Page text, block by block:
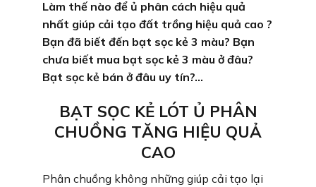
Làm thế nào để ủ phân cách hiệu quả
nhất giúp cải tạo đất trồng hiệu quả cao ?
Bạn đã biết đến bạt sọc kẻ 3 màu? Bạn
chưa biết mua bạt sọc kẻ 3 màu ở đâu?
Bạt sọc kẻ bán ở đâu uy tín?…
BẠT SỌC KẺ LÓT Ủ PHÂN
CHUỒNG TĂNG HIỆU QUẢ
CAO
Phân chuồng không những giúp cải tạo lại